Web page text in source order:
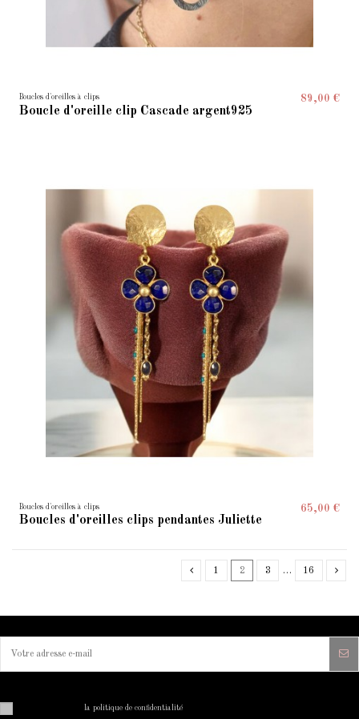
Boucles d'oreilles à clips
Boucle d'oreille clip Cascade argent925
89,00 €
Boucles d'oreilles à clips
Boucles d'oreilles clips pendantes Juliette
65,00 €
1 2 3 … 16
la politique de confidentialité